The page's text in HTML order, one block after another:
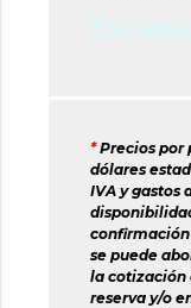
* Precios por
dólares
IVA y gastos
se puede
la cotización
reserva y/o